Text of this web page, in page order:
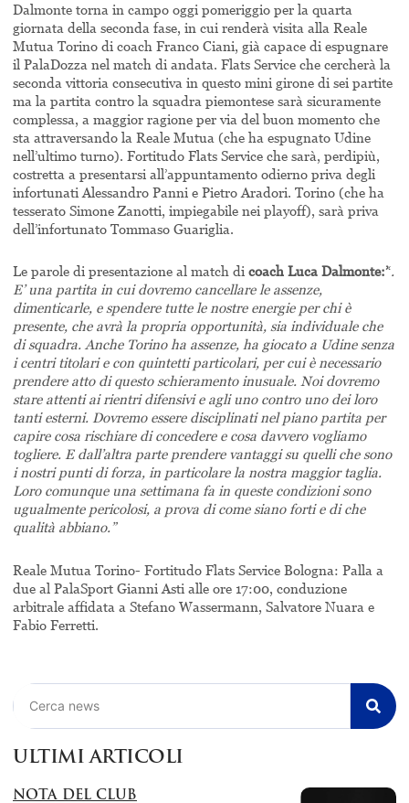
Dalmonte torna in campo oggi pomeriggio per la quarta
giornata della seconda fase, in cui renderà visita alla Reale
Mutua Torino di coach Franco Ciani, già capace di espugnare
il PalaDozza nel match di andata. Flats Service che cercherà la
seconda vittoria consecutiva in questo mini girone di sei partite
ma la partita contro la squadra piemontese sarà sicuramente
complessa, a maggior ragione per via del buon momento che
sta attraversando la Reale Mutua (che ha espugnato Udine
nell’ultimo turno). Fortitudo Flats Service che sarà, perdipiù,
costretta a presentarsi all’appuntamento odierno priva degli
infortunati Alessandro Panni e Pietro Aradori. Torino (che ha
tesserato Simone Zanotti, impiegabile nei playoff), sarà priva
dell’infortunato Tommaso Guariglia.
Le parole di presentazione al match dicoach Luca Dalmonte:’‘.
E’ una partita in cui dovremo cancellare le assenze,
dimenticarle, e spendere tutte le nostre energie per chi è
presente, che avrà la propria opportunità, sia individuale che
di squadra. Anche Torino ha assenze, ha giocato a Udine senza
i centri titolari e con quintetti particolari, per cui è necessario
prendere atto di questo schieramento inusuale. Noi dovremo
stare attenti ai rientri difensivi e agli uno contro uno dei loro
tanti esterni. Dovremo essere disciplinati nel piano partita per
capire cosa rischiare di concedere e cosa davvero vogliamo
togliere. E dall’altra parte prendere vantaggi su quelli che sono
i nostri punti di forza, in particolare la nostra maggior taglia.
Loro comunque una settimana fa in queste condizioni sono
ugualmente pericolosi, a prova di come siano forti e di che
qualità abbiano.”
Reale Mutua Torino- Fortitudo Flats Service Bologna: Palla a
due al PalaSport Gianni Asti alle ore 17:00, conduzione
arbitrale affidata a Stefano Wassermann, Salvatore Nuara e
Fabio Ferretti.
ULTIMI ARTICOLI
NOTA DEL CLUB